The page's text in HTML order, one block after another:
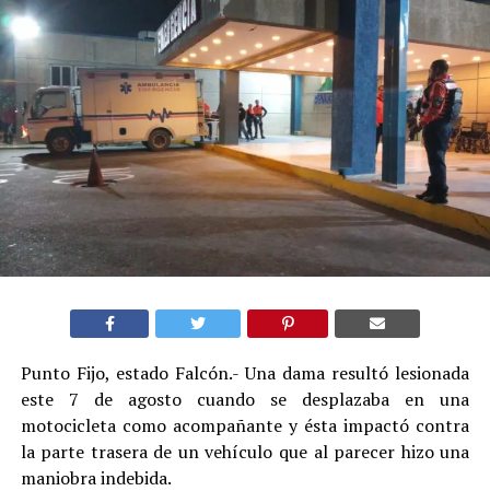
Punto Fijo, estado Falcón.- Una dama resultó lesionada
este 7 de agosto cuando se desplazaba en una
motocicleta como acompañante y ésta impactó contra
la parte trasera de un vehículo que al parecer hizo una
maniobra indebida.